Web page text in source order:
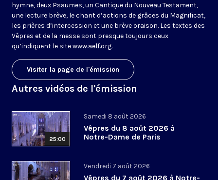
hymne, deux Psaumes, un Cantique du Nouveau Testament,
une lecture brève, le chant d’actions de grâces du Magnificat,
les prières d’intercession et une brève oraison. Les textes des
Vêpres et de la messe sont presque toujours ceux
qu’indiquent le sitewww.aelf.org.
Visiter la page de l'émission
Autres vidéos de l'émission
25:00
Samedi 8 août 2026
Vêpres du 8 août 2026 à
Notre-Dame de Paris
Vendredi 7 août 2026
Vêpres du 7 août 2026 à Notre-